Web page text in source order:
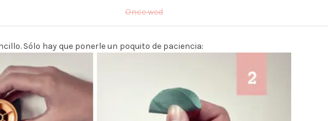
Once wed
Sólo hay que ponerle un poquito de paciencia: